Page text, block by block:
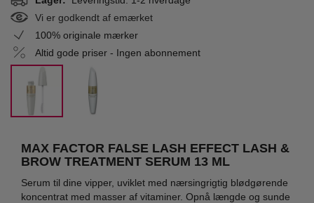
Vi er godkendt af emærket
100% originale mærker
Altid gode priser - Ingen abonnement
MAX FACTOR FALSE LASH EFFECT LASH &
BROW TREATMENT SERUM 13 ML
Serum til dine vipper, uviklet med nærsingrigtig blødgørende
koncentrat med masser af vitaminer. Opnå længde og sunde